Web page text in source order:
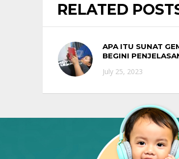
RELATED
APA ITU SUNAT
BEGINI
July 25, 2023